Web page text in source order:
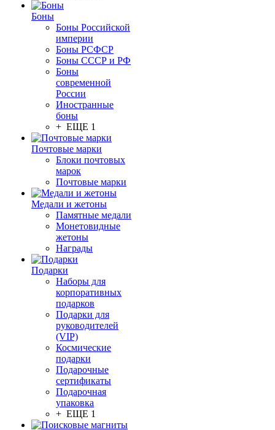
Боны
Боны Российской
империи
Боны РСФСР
Боны СССР и РФ
Боны
современной
России
Иностранные
боны
+ ЕЩЕ 1
Почтовые марки
Блоки почтовых
марок
Почтовые марки
Медали и жетоны
Памятные медали
Монетовидные
жетоны
Награды
Подарки
Наборы для
корпоративных
подарков
Подарки для
руководителей
(VIP)
Космические
подарки
Подарочные
сертификаты
Подарочная
упаковка
+ ЕЩЕ 1